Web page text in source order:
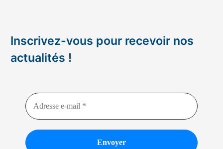
Inscrivez-vous pour recevoir nos
actualités !